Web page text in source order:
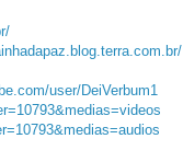
user/DeiVerbum1